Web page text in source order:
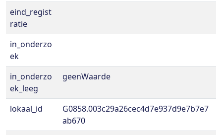
eind_regist
ratie
in_onderzo
ek
in_onderzo
ek_leeg
geenWaarde
lokaal_id
G0858.003c29a26cec4d7e937d9e7b7e7
ab670